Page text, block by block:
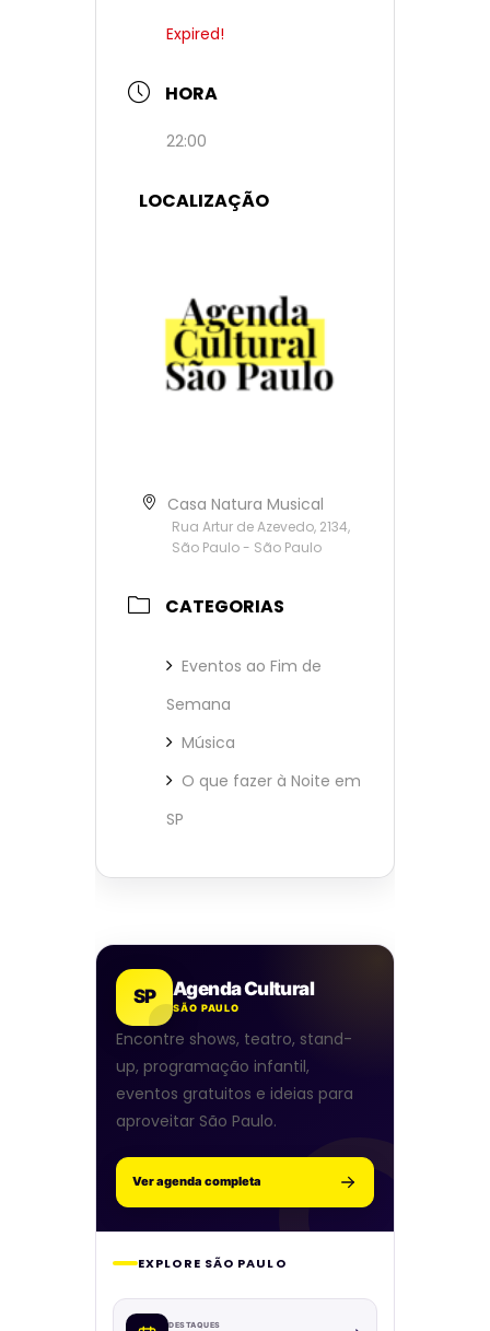
Expired!
HORA
22:00
LOCALIZAÇÃO
Casa Natura Musical
Rua Artur de Azevedo, 2134,
São Paulo - São Paulo
CATEGORIAS
Eventos ao Fim de
Semana
Música
O que fazer à Noite em
SP
SP Agenda Cultural
SÃO PAULO
Encontre shows, teatro, stand-
up, programação infantil,
eventos gratuitos e ideias para
aproveitar São Paulo.
Ver agenda completa
EXPLORE SÃO PAULO
DESTAQUES